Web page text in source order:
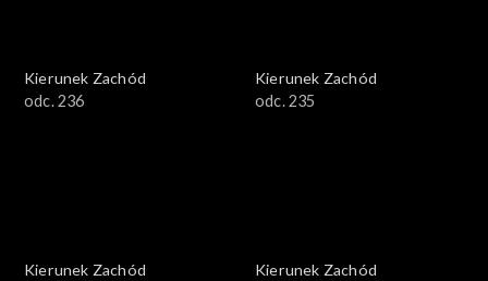
Kierunek Zachód
odc. 236
Kierunek Zachód
odc. 235
Kierunek Zachód
Kierunek Zachód